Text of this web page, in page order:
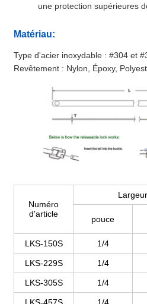
une protection supérieures
Matériau:
Type d'acier inoxydable : #304 et
Revêtement : Nylon, Époxy,
Numéro
d'article
Largeur
pouce
LKS-150S 1/4
LKS-229S 1/4
LKS-305S 1/4
LKS-457S 1/4